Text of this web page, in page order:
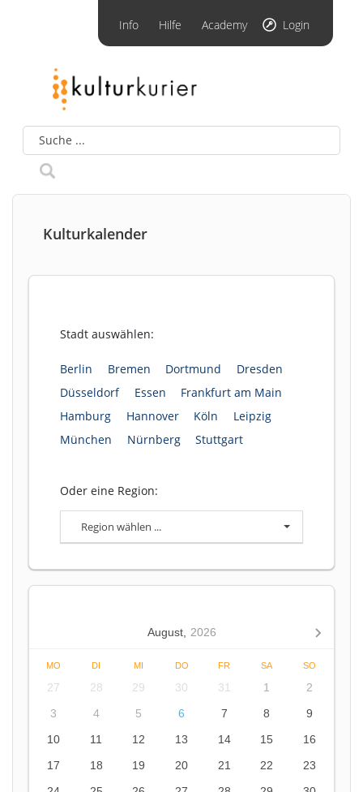
Info Hilfe Academy Login
Kulturkalender
Stadt auswählen:
Berlin Bremen Dortmund
Dresden
Düsseldorf
Essen
Frankfurt am Main
Hamburg
Hannover Köln
Leipzig
München
Nürnberg Stuttgart
Oder eine Region:
Region wählen ...
August, 2026
MO DI MI DO FR SA SO
27 28 29 30 31 1
2
3
4 5 6 7 8
9
10
11 12 13 14 15
16
17
18 19 20 21 22
23